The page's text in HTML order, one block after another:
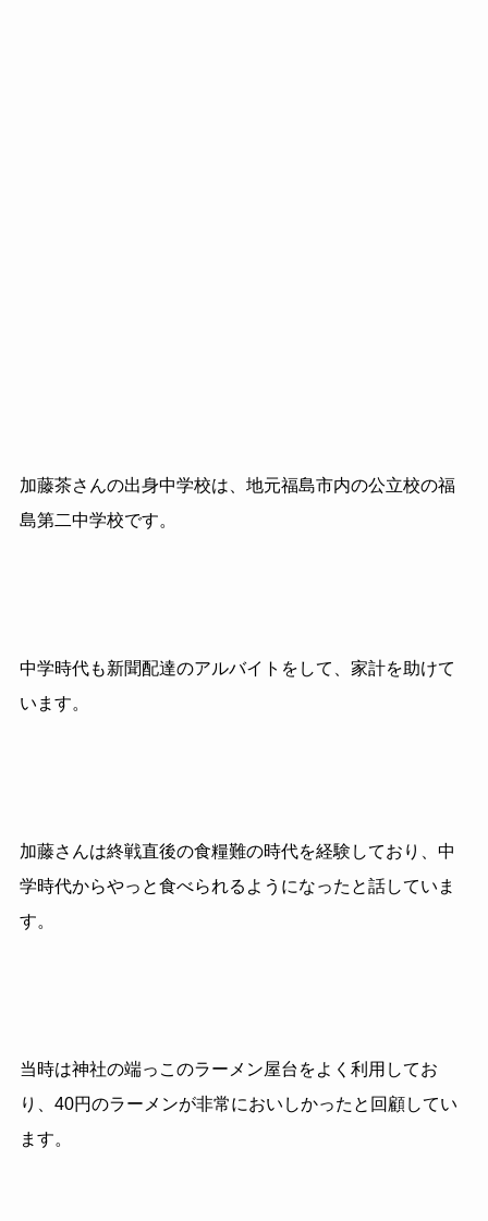
加藤茶さんの出身中学校は、地元福島市内の公立校の福
島第二中学校です。
中学時代も新聞配達のアルバイトをして、家計を助けて
います。
加藤さんは終戦直後の食糧難の時代を経験しており、中
学時代からやっと食べられるようになったと話していま
す。
当時は神社の端っこのラーメン屋台をよく利用してお
り、 40円のラーメンが非常においしかったと回顧してい
ます。